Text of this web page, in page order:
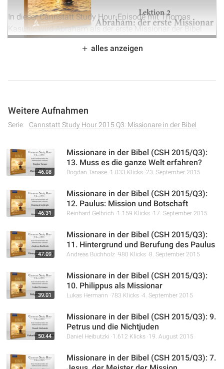
In dieser Cannstatt Study Hour-Episode mit Thomas
Kasunic wird Abraham als der erste Missionar der Bibel
beleuchtet. Die Lektion untersucht Abrahams Ruf, seine
Bereitschaft, alles hinter sich zu lassen, und wie sein
alles anzeigen
Weitere Aufnahmen
Serie: Cannstatt Study Hour 2015 Q3: Missionare in der Bibel
46:08
Missionare in der Bibel (CSH 2015/Q3):
13. Muss es die ganze Welt erfahren?
Bogdan Tanase 1.033 Klicks 23. September 2015
46:31
Missionare in der Bibel (CSH 2015/Q3):
12. Paulus: Mission und Botschaft
Reinhard Gelbrich 1.159 Klicks 17. September 2015
47:09
Missionare in der Bibel (CSH 2015/Q3):
11. Hintergrund und Berufung des Paulus
Andreas Buchholz 980 Klicks 8. September 2015
39:01
Missionare in der Bibel (CSH 2015/Q3):
10. Philippus als Missionar
Lukas Hermann 783 Klicks 4. September 2015
50:44
Missionare in der Bibel (CSH 2015/Q3): 9.
Petrus und die Nichtjuden
Daniel Heibutzki 1.612 Klicks 19. August 2015
Missionare in der Bibel (CSH 2015/Q3): 7.